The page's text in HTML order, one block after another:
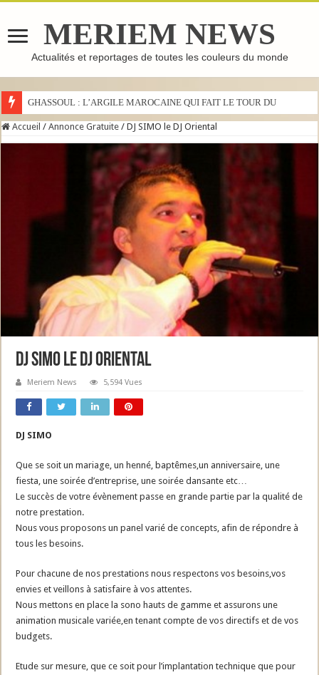
MERIEM NEWS
Actualités et reportages de toutes les couleurs du monde
GHASSOUL : L’ARGILE MAROCAINE QUI FAIT LE TOUR DU MONDE
Accueil / Annonce Gratuite / DJ SIMO le DJ Oriental
DJ SIMO le DJ Oriental
Meriem News 5,594 Vues
DJ SIMO
Que se soit un mariage, un henné, baptêmes,un anniversaire, une
fiesta, une soirée d’entreprise, une soirée dansante etc…
Le succès de votre évènement passe en grande partie par la qualité de
notre prestation.
Nous vous proposons un panel varié de concepts, afin de répondre à
tous les besoins.
Pour chacune de nos prestations nous respectons vos besoins,vos
envies et veillons à satisfaire à vos attentes.
Nous mettons en place la sono hauts de gamme et assurons une
animation musicale variée,en tenant compte de vos directifs et de vos
budgets.
Etude sur mesure, que ce soit pour l’implantation technique que pour